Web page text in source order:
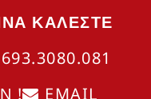
ΚΑΛΈΣΤΕ
693.3080.081
!
EMAIL